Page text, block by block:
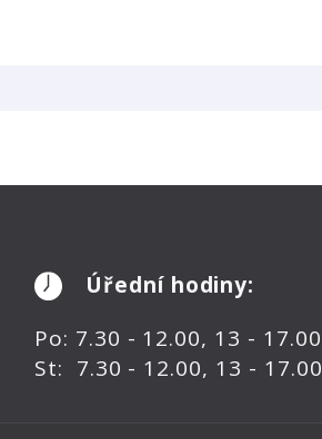
Úřední hodiny:
Po: 7.30 - 12.00, 13 - 17.00
St: 7.30 - 12.00, 13 - 17.00